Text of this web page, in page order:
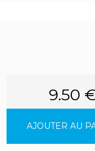
9.50
AJOUTER AU